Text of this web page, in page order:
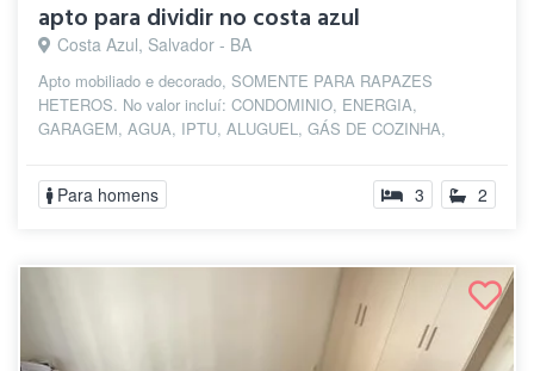
apto para dividir no costa azul
Costa Azul, Salvador - BA
Apto mobiliado e decorado, SOMENTE PARA RAPAZES
HETEROS. No valor incluí: CONDOMINIO, ENERGIA,
GARAGEM, AGUA, IPTU, ALUGUEL, GÁS DE COZINHA,
Para homens 3 2